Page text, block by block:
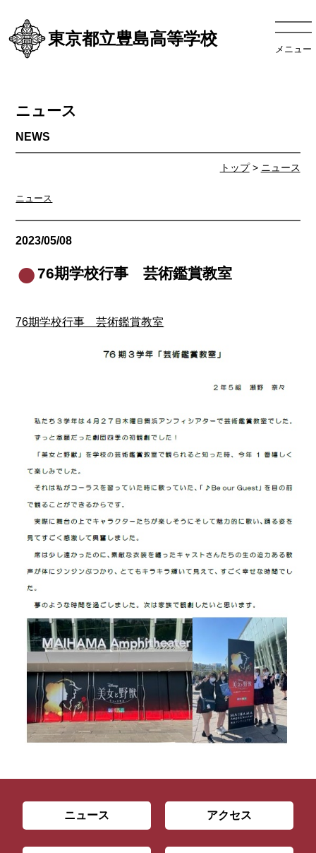
東京都立豊島高等学校
メニュー
トップ> ニュース
ニュース
ニュース
2023/05/08
76期学校行事 芸術鑑賞教室
76期学校行事 芸術鑑賞教室
ニュース アクセス